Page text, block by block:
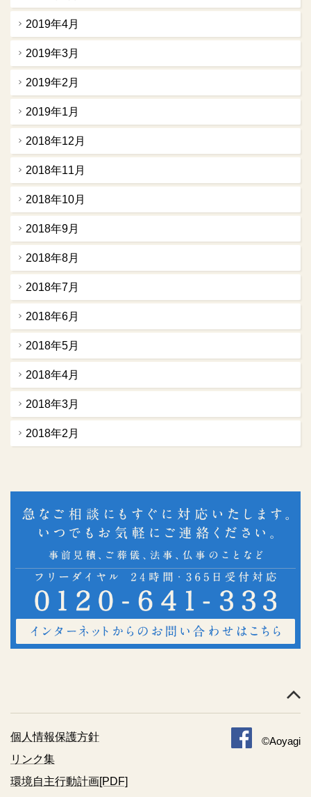
2019年4月
2019年3月
2019年2月
2019年1月
2018年12月
2018年11月
2018年10月
2018年9月
2018年8月
2018年7月
2018年6月
2018年5月
2018年4月
2018年3月
2018年2月
個人情報保護方針
リンク集
環境自主行動計画[PDF]
©Aoyagi